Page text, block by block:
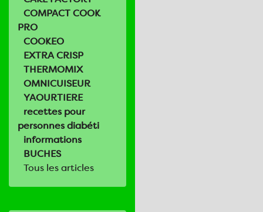
COMPACT COOK
PRO
COOKEO
EXTRA CRISP
THERMOMIX
OMNICUISEUR
YAOURTIERE
recettes pour
personnes diabéti
informations
BUCHES
Tous les articles